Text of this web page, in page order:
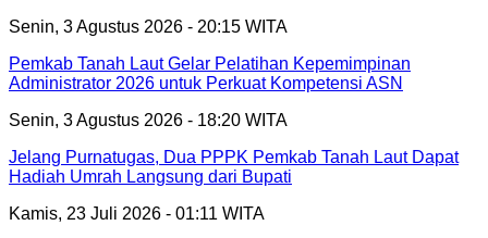
Senin, 3 Agustus 2026 - 20:15 WITA
Pemkab Tanah Laut Gelar Pelatihan Kepemimpinan
Administrator 2026 untuk Perkuat Kompetensi ASN
Senin, 3 Agustus 2026 - 18:20 WITA
Jelang Purnatugas, Dua PPPK Pemkab Tanah Laut Dapat
Hadiah Umrah Langsung dari Bupati
Kamis, 23 Juli 2026 - 01:11 WITA